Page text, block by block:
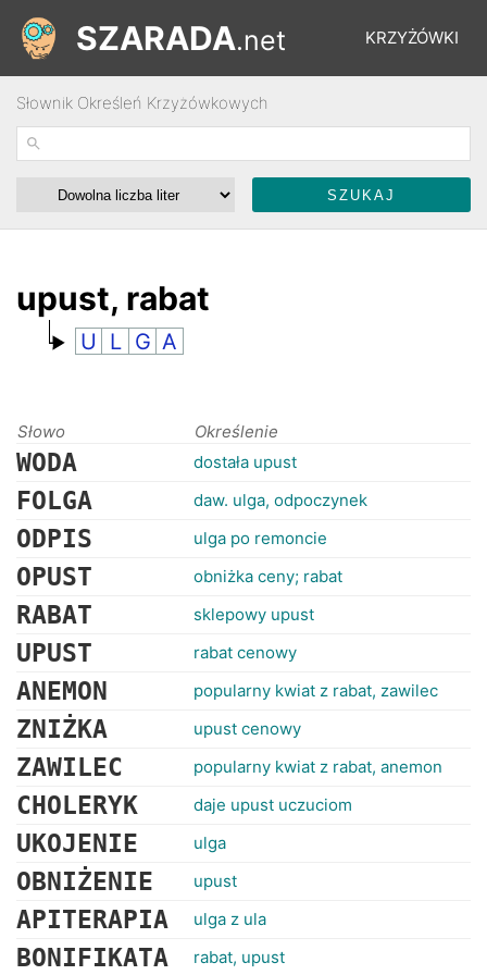
KRZYŻÓWKI
ŁAMIGŁÓWKI
SZARADA.net
Słownik Określeń Krzyżówkowych
upust, rabat
U L G A
Słowo Określenie
WODA dostała upust
FOLGA daw. ulga, odpoczynek
ODPIS ulga po remoncie
OPUST obniżka ceny; rabat
RABAT sklepowy upust
UPUST rabat cenowy
ANEMON popularny kwiat z rabat, zawilec
ZNIŻKA upust cenowy
ZAWILEC popularny kwiat z rabat, anemon
CHOLERYK daje upust uczuciom
UKOJENIE ulga
OBNIŻENIE upust
APITERAPIA ulga z ula
BONIFIKATA rabat, upust